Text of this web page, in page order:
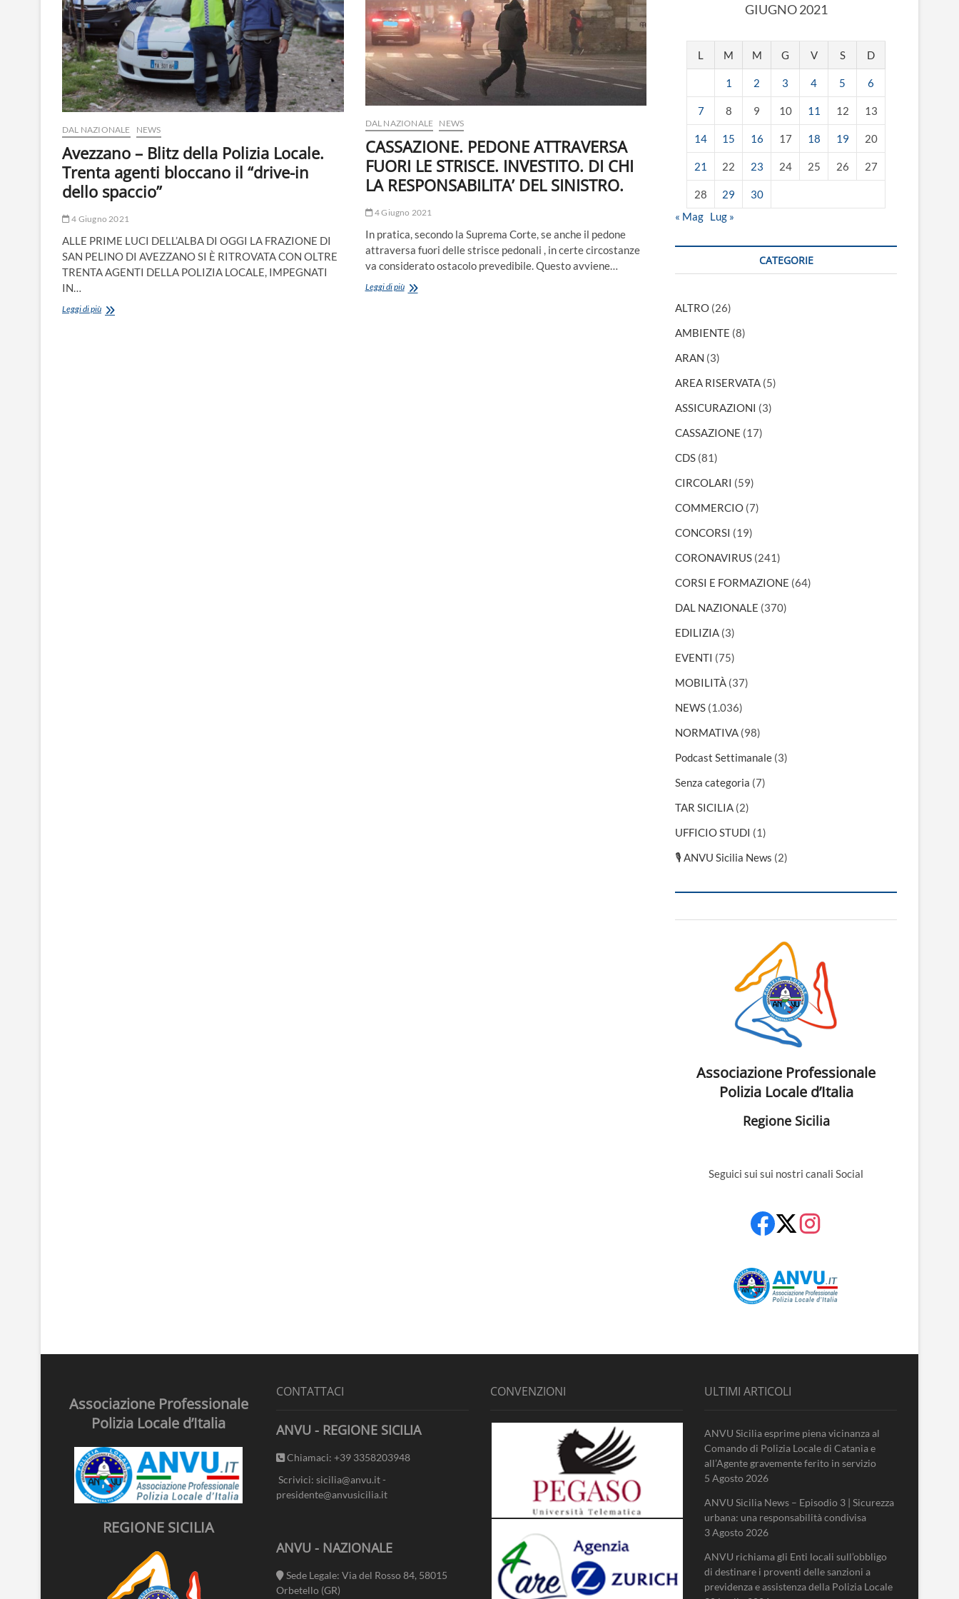
DAL NAZIONALE NEWS
Avezzano – Blitz della Polizia Locale.
Trenta agenti bloccano il “drive-in
dello spaccio”
4 Giugno 2021
ALLE PRIME LUCI DELL’ALBA DI OGGI LA FRAZIONE DI
SAN PELINO DI AVEZZANO SI È RITROVATA CON OLTRE
TRENTA AGENTI DELLA POLIZIA LOCALE, IMPEGNATI
IN…
Leggi di piùAvezzano
DAL NAZIONALE NEWS
CASSAZIONE. PEDONE ATTRAVERSA
FUORI LE STRISCE. INVESTITO. DI CHI
LA RESPONSABILITA’ DEL SINISTRO.
4 Giugno 2021
In pratica, secondo la Suprema Corte, se anche il pedone
attraversa fuori delle strisce pedonali , in certe circostanze
va considerato ostacolo prevedibile. Questo avviene…
Leggi di piùCASSAZIONE.
GIUGNO 2021
L M M G V S D
1 2 3 4 5 6
7 8 9 10 11 12 13
14 15 16 17 18 19 20
21 22 23 24 25 26 27
28 29
30
« Mag Lug »
CATEGORIE
ALTRO (26)
AMBIENTE (8)
ARAN (3)
AREA RISERVATA (5)
ASSICURAZIONI (3)
CASSAZIONE (17)
CDS (81)
CIRCOLARI (59)
COMMERCIO (7)
CONCORSI (19)
CORONAVIRUS (241)
CORSI E FORMAZIONE (64)
DAL NAZIONALE (370)
EDILIZIA (3)
EVENTI (75)
MOBILITÀ (37)
NEWS (1.036)
NORMATIVA (98)
Podcast Settimanale (3)
Senza categoria (7)
TAR SICILIA (2)
UFFICIO STUDI (1)
🎙 ANVU Sicilia News (2)
Associazione Professionale
Polizia Locale d’Italia
Regione Sicilia
Seguici sui sui nostri canali Social
Associazione Professionale
Polizia Locale d’Italia
REGIONE SICILIA
CONTATTACI
ANVU - REGIONE SICILIA
Chiamaci: +39 3358203948
Scrivici: sicilia@anvu.it -
presidente@anvusicilia.it
ANVU - NAZIONALE
Sede Legale: Via del Rosso 84, 58015
Orbetello (GR)
CONVENZIONI ULTIMI ARTICOLI
ANVU Sicilia esprime piena vicinanza al
Comando di Polizia Locale di Catania e
all’Agente gravemente ferito in servizio
5 Agosto 2026
ANVU Sicilia News – Episodio 3 | Sicurezza
urbana: una responsabilità condivisa
3 Agosto 2026
ANVU richiama gli Enti locali sull’obbligo
di destinare i proventi delle sanzioni a
previdenza e assistenza della Polizia Locale